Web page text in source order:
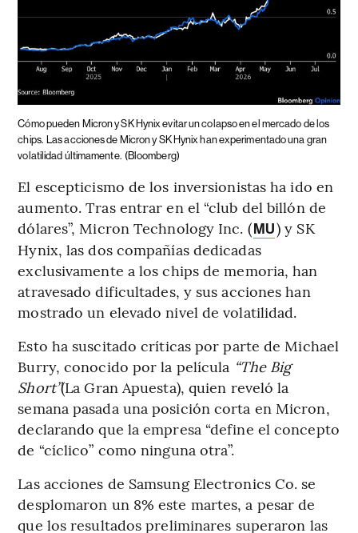
Cómo pueden Micron y SK Hynix evitar un colapso en el mercado de los
chips.
Las acciones de Micron y SK Hynix han experimentado una gran
volatilidad últimamente. (Bloomberg)
El escepticismo de los inversionistas ha ido en
aumento. Tras entrar en el “club del billón de
dólares”, Micron Technology Inc. (MU) y SK
Hynix, las dos compañías dedicadas
exclusivamente a los chips de memoria, han
atravesado dificultades, y sus acciones han
mostrado un elevado nivel de volatilidad.
Esto ha suscitado críticas por parte de Michael
Burry, conocido por la película “The Big
Short”(La Gran Apuesta), quien reveló la
semana pasada una posición corta en Micron,
declarando que la empresa “define el concepto
de “cíclico” como ninguna otra”.
Las acciones de Samsung Electronics Co. se
desplomaron un 8% este martes, a pesar de
que los resultados preliminares superaron las